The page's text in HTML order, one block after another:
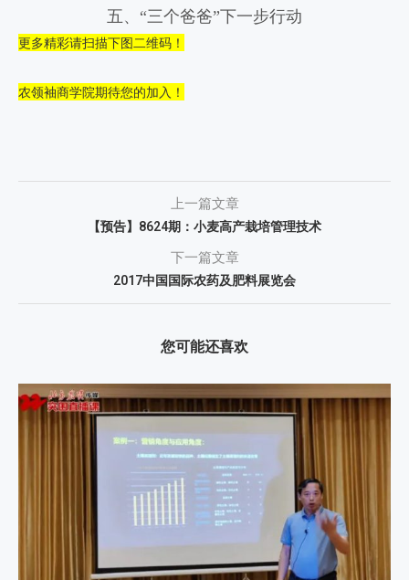
五、“三个爸爸”下一步行动
更多精彩请扫描下图二维码！
农领袖商学院期待您的加入！
上一篇文章
【预告】8624期：小麦高产栽培管理技术
下一篇文章
2017中国国际农药及肥料展览会
您可能还喜欢